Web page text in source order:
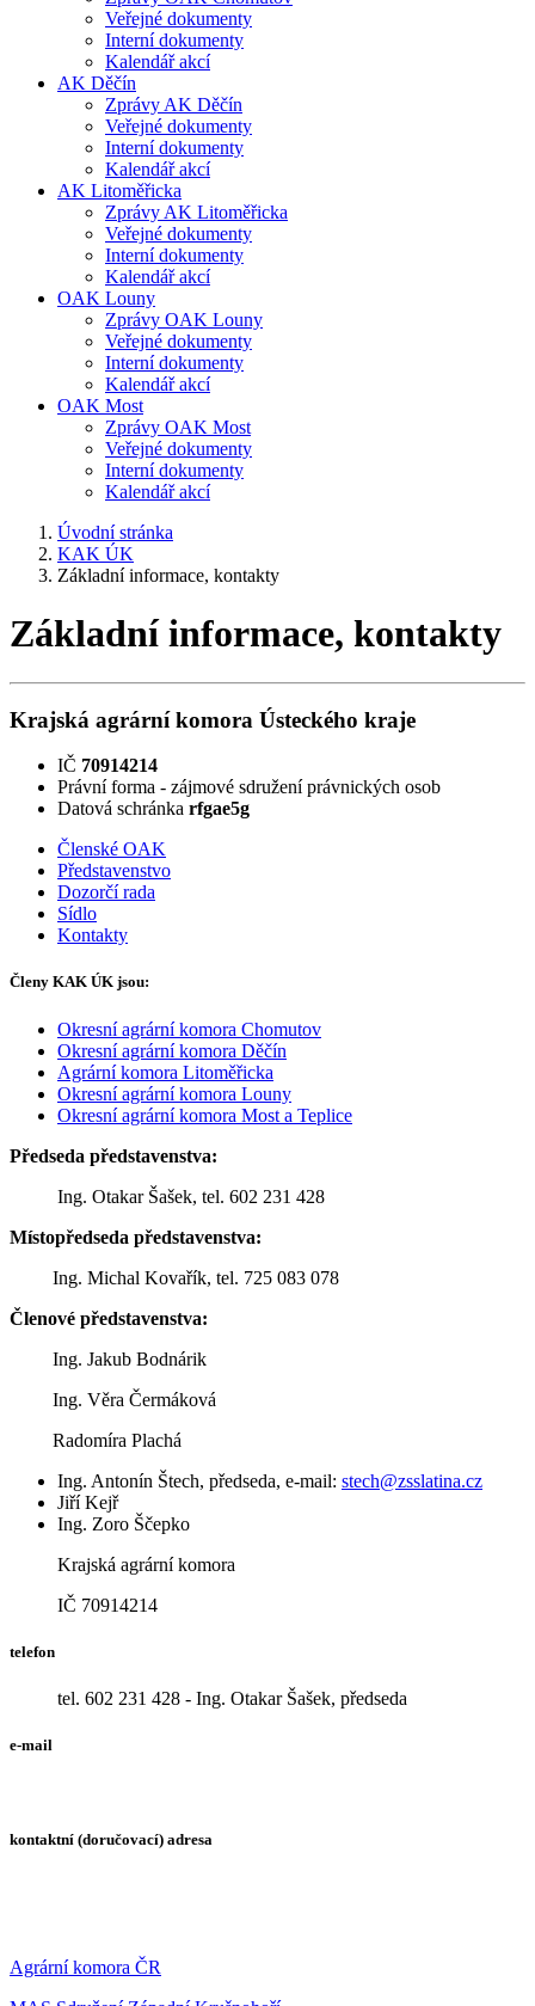
Veřejné dokumenty
Interní dokumenty
Kalendář akcí
AK Děčín
Zprávy AK Děčín
Veřejné dokumenty
Interní dokumenty
Kalendář akcí
AK Litoměřicka
Zprávy AK Litoměřicka
Veřejné dokumenty
Interní dokumenty
Kalendář akcí
OAK Louny
Zprávy OAK Louny
Veřejné dokumenty
Interní dokumenty
Kalendář akcí
OAK Most
Zprávy OAK Most
Veřejné dokumenty
Interní dokumenty
Kalendář akcí
Úvodní stránka
KAK ÚK
Základní informace, kontakty
Základní informace, kontakty
Krajská agrární komora Ústeckého kraje
IČ 70914214
Právní forma - zájmové sdružení právnických osob
Datová schránka rfgae5g
Členské OAK
Představenstvo
Dozorčí rada
Sídlo
Kontakty
Členy KAK ÚK jsou:
Okresní agrární komora Chomutov
Okresní agrární komora Děčín
Agrární komora Litoměřicka
Okresní agrární komora Louny
Okresní agrární komora Most a Teplice
Předseda představenstva:
Ing. Otakar Šašek, tel. 602 231 428
Místopředseda představenstva:
Ing. Michal Kovařík, tel. 725 083 078
Členové představenstva:
Ing. Jakub Bodnárik
Ing. Věra Čermáková
Radomíra Plachá
Ing. Antonín Štech, předseda, e-mail: stech@zsslatina.cz
Jiří Kejř
Ing. Zoro Ščepko
Krajská agrární komora
IČ 70914214
telefon
tel. 602 231 428 - Ing. Otakar Šašek, předseda
e-mail
kontaktní (doručovací) adresa
Agrární komora ČR